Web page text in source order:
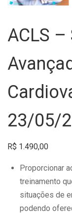
ACLS
23/05/
R$ 1.490,00
Proporcionar
treinamento
situações de
podendo